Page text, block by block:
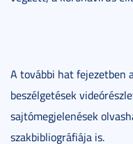
A további hat fejezetben
beszélgetések
sajtómegjelenések
szakbibliográfiája is.